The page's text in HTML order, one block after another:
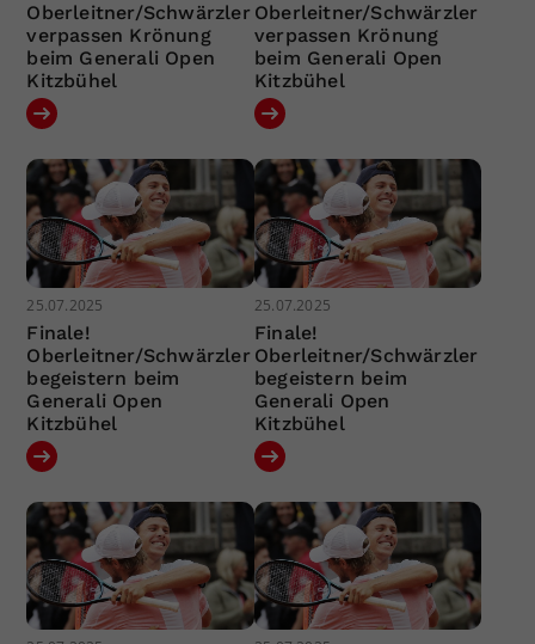
Oberleitner/Schwärzler
verpassen Krönung
beim Generali Open
Kitzbühel
Oberleitner/Schwärzler
verpassen Krönung
beim Generali Open
Kitzbühel
25.07.2025
Finale!
Oberleitner/Schwärzler
begeistern beim
Generali Open
Kitzbühel
25.07.2025
Finale!
Oberleitner/Schwärzler
begeistern beim
Generali Open
Kitzbühel